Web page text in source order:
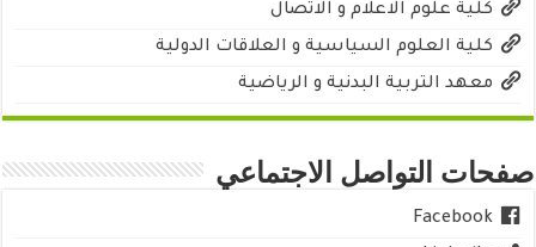
كلية علوم الاعلام و الاتصال
كلية العلوم السياسية و العلاقات الدولية
معهد التربية البدنية و الرياضية
صفحات التواصل الاجتماعي
Facebook